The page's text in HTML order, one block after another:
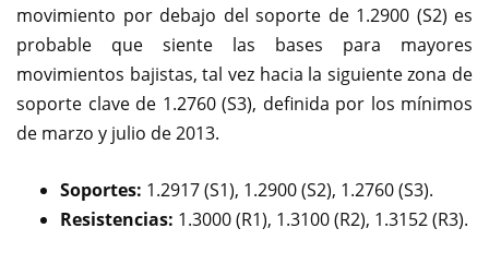
movimiento por debajo del soporte de 1.2900 (S2) es
probable que siente las bases para mayores
movimientos bajistas, tal vez hacia la siguiente zona de
soporte clave de 1.2760 (S3), definida por los mínimos
de marzo y julio de 2013.
Soportes: 1.2917 (S1), 1.2900 (S2), 1.2760 (S3).
Resistencias: 1.3000 (R1), 1.3100 (R2), 1.3152 (R3).